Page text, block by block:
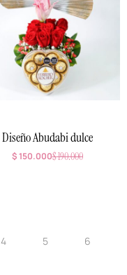
Diseño Abudabi dulce
$190.000
$150.000
4 5 6